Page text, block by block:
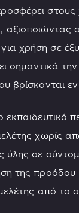
στους
αξιοποιώντας
χρήση σε
σημαντικά
βρίσκονται εν
χωρίς
σε
της
από το